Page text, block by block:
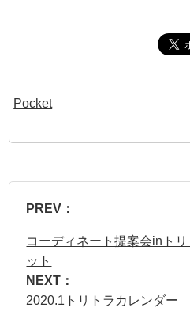
Pocket
PREV：
コーディネート提案会inト
ット
NEXT：
2020.1トリトラカレンダー